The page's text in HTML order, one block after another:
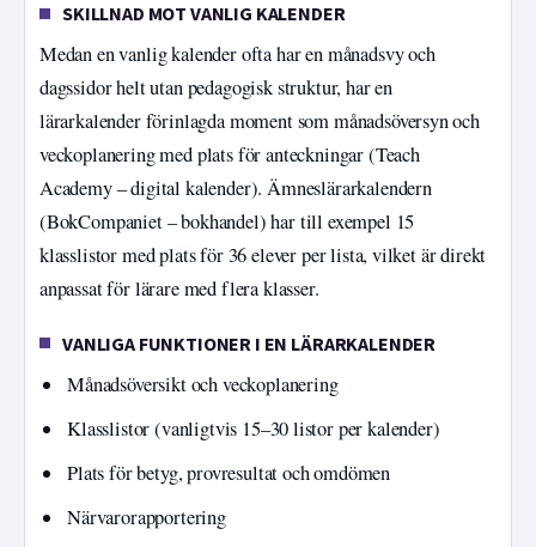
SKILLNAD MOT VANLIG KALENDER
Medan en vanlig kalender ofta har en månadsvy och
dagssidor helt utan pedagogisk struktur, har en
lärarkalender förinlagda moment som månadsöversyn och
veckoplanering med plats för anteckningar (Teach
Academy – digital kalender). Ämneslärarkalendern
(BokCompaniet – bokhandel) har till exempel 15
klasslistor med plats för 36 elever per lista, vilket är direkt
anpassat för lärare med flera klasser.
VANLIGA FUNKTIONER I EN LÄRARKALENDER
Månadsöversikt och veckoplanering
Klasslistor (vanligtvis 15–30 listor per kalender)
Plats för betyg, provresultat och omdömen
Närvarorapportering